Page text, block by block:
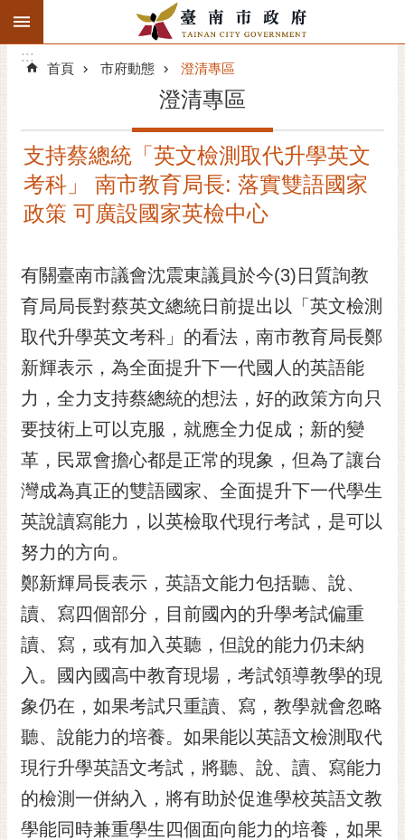
跳到主要內容區塊
搜
階
精彩府城
市府動態
市政資訊
市民互動
黃
偉
哲
光
花
桐
花
祭
網
站
導
覽
訂
閱
RSS
:::
:::
首頁 市府動態 澄清專區
澄清專區
支持蔡總統「英文檢測取代升學英文
考科」 南市教育局長: 落實雙語國家
政策 可廣設國家英檢中心
有關臺南市議會沈震東議員於今(3)日質詢教
育局局長對蔡英文總統日前提出以「英文檢測
取代升學英文考科」的看法，南市教育局長鄭
新輝表示，為全面提升下一代國人的英語能
力，全力支持蔡總統的想法，好的政策方向只
要技術上可以克服，就應全力促成；新的變
革，民眾會擔心都是正常的現象，但為了讓台
灣成為真正的雙語國家、全面提升下一代學生
英說讀寫能力，以英檢取代現行考試，是可以
努力的方向。
鄭新輝局長表示，英語文能力包括聽、說、
讀、寫四個部分，目前國內的升學考試偏重
讀、寫，或有加入英聽，但說的能力仍未納
入。國內國高中教育現場，考試領導教學的現
象仍在，如果考試只重讀、寫，教學就會忽略
聽、說能力的培養。如果能以英語文檢測取代
現行升學英語文考試，將聽、說、讀、寫能力
的檢測一併納入，將有助於促進學校英語文教
學能同時兼重學生四個面向能力的培養，如果